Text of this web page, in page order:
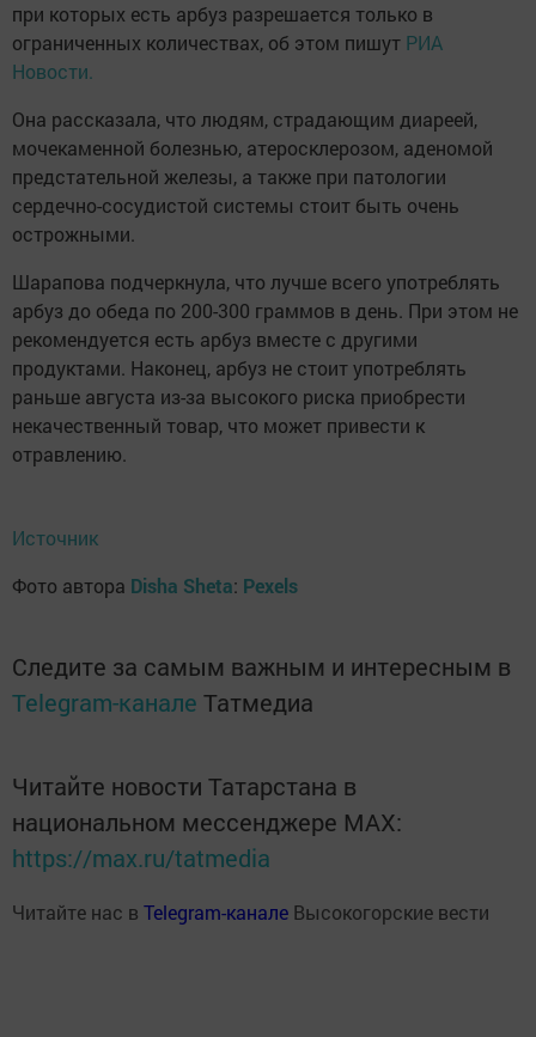
при которых есть арбуз разрешается только в
ограниченных количествах, об этом пишут РИА
Новости.
Она рассказала, что людям, страдающим диареей,
мочекаменной болезнью, атеросклерозом, аденомой
предстательной железы, а также при патологии
сердечно-сосудистой системы стоит быть очень
острожными.
Шарапова подчеркнула, что лучше всего употреблять
арбуз до обеда по 200-300 граммов в день. При этом не
рекомендуется есть арбуз вместе с другими
продуктами. Наконец, арбуз не стоит употреблять
раньше августа из-за высокого риска приобрести
некачественный товар, что может привести к
отравлению.
Источник
Фото автора Disha Sheta: Pexels
Следите за самым важным и интересным в
Telegram-канале Татмедиа
Читайте новости Татарстана в
национальном мессенджере MАХ:
https://max.ru/tatmedia
Читайте нас в Telegram-канале Высокогорские вести